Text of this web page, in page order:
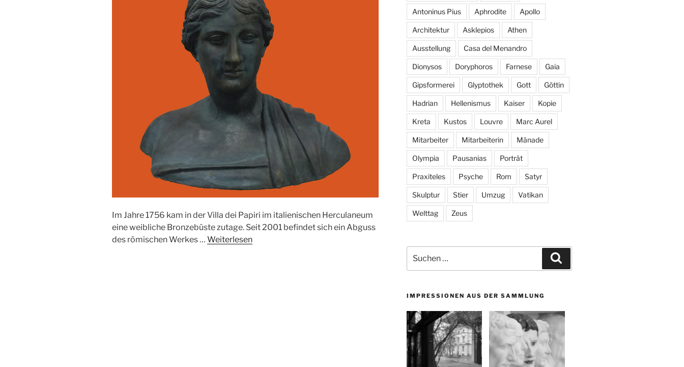
Im Jahre 1756 kam in der Villa dei Papiri im italienischen Herculaneum
eine weibliche Bronzebüste zutage. Seit 2001 befindet sich ein Abguss
des römischen Werkes … Weiterlesen
Antoninus Pius Aphrodite Apollo
Architektur Asklepios Athen
Ausstellung Casa del Menandro
Dionysos Doryphoros Farnese Gaia
Gipsformerei Glyptothek Gott Göttin
Hadrian Hellenismus Kaiser Kopie
Kreta Kustos Louvre Marc Aurel
Mitarbeiter Mitarbeiterin Mänade
Olympia Pausanias Porträt
Praxiteles Psyche Rom Satyr
Skulptur Stier Umzug Vatikan
Welttag Zeus
nach:
IMPRESSIONEN AUS DER SAMMLUNG